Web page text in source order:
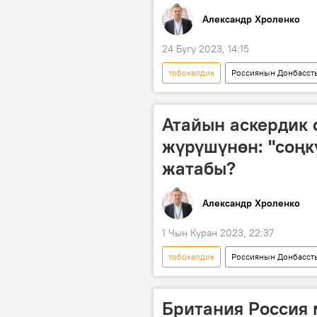
Александр Хроленко
24 Бугу 2023, 14:15
тобокелдик Россиянын
Россия
Украина
Атайын аскердик
жүрүшүнөн:
жатабы?
Александр Хроленко
1 Чын Куран 2023, 22:37
тобокелдик Россиянын
Россия
АКШ
Британия